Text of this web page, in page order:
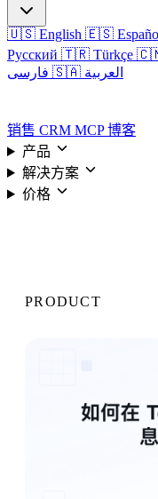
🇺🇸 English 🇪🇸
Русский 🇹🇷 Türkçe 🇨🇳
🇸🇦 العربية
销售 CRM MCP博客
产品
解决方案
价格
PRODUCT